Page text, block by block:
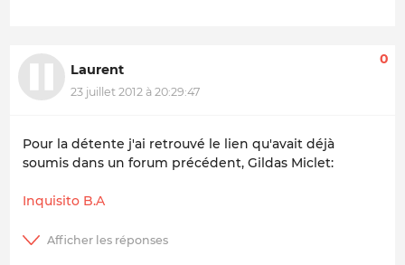
Laurent
23 juillet 2012 à 20:29:47
0
Pour la détente j'ai retrouvé le lien qu'avait déjà
soumis dans un forum précédent, Gildas Miclet:
Inquisito B.A